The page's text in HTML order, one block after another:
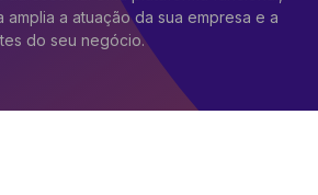
amplia a atuação da sua empresa e a
do seu negócio.